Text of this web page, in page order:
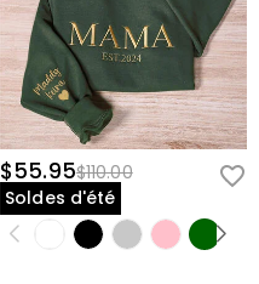
$55.95$110.00
Soldes d'été